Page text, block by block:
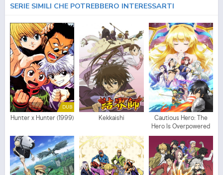
SERIE SIMILI CHE POTREBBERO INTERESSARTI
DUB
Hunter x Hunter (1999) Kekkaishi
Cautious Hero: The
Hero Is Overpowered
but Overly Cautious